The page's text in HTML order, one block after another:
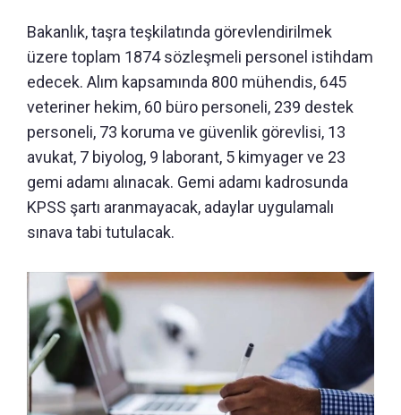
Bakanlık, taşra teşkilatında görevlendirilmek
üzere toplam 1874 sözleşmeli personel istihdam
edecek. Alım kapsamında 800 mühendis, 645
veteriner hekim, 60 büro personeli, 239 destek
personeli, 73 koruma ve güvenlik görevlisi, 13
avukat, 7 biyolog, 9 laborant, 5 kimyager ve 23
gemi adamı alınacak. Gemi adamı kadrosunda
KPSS şartı aranmayacak, adaylar uygulamalı
sınava tabi tutulacak.